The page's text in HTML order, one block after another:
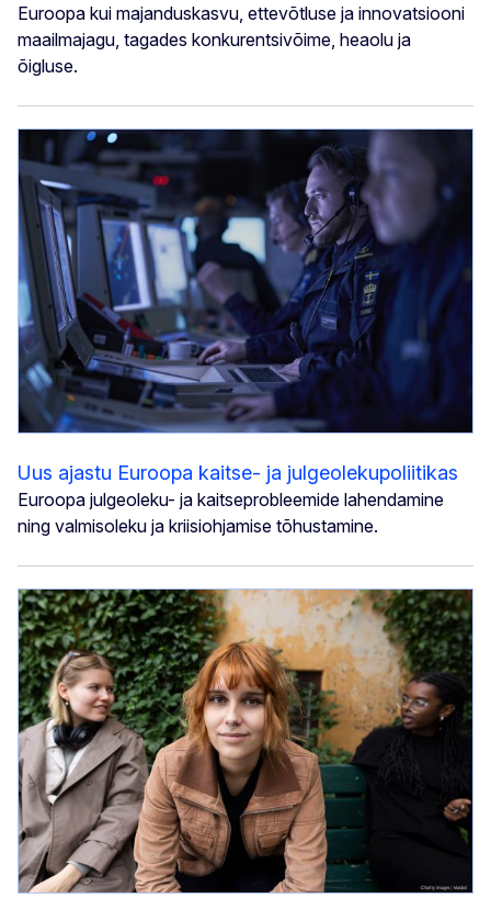
Euroopa kui majanduskasvu, ettevõtluse ja innovatsiooni
maailmajagu, tagades konkurentsivõime, heaolu ja
õigluse.
Uus ajastu Euroopa kaitse- ja julgeolekupoliitikas
Euroopa julgeoleku- ja kaitseprobleemide lahendamine
ning valmisoleku ja kriisiohjamise tõhustamine.